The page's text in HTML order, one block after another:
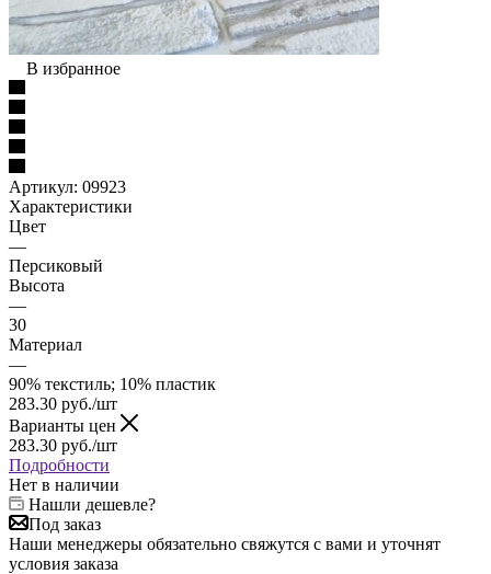
В избранное
Артикул: 09923
Характеристики
Цвет
—
Персиковый
Высота
—
30
Материал
—
90% текстиль; 10% пластик
283.30 руб./шт
Варианты цен
283.30 руб./шт
Подробности
Нет в наличии
Нашли дешевле?
Под заказ
Наши менеджеры обязательно свяжутся с вами и уточнят
условия заказа